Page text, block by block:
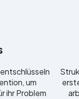
um
ihr Problem